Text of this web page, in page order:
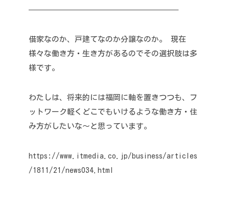
———————————————————–
借家なのか、戸建てなのか分譲なのか。
現在
様々な働き方・生き方があるのでその選択肢は多
様です。
わたしは、将来的には福岡に軸を置きつつも、フ
ットワーク軽くどこでもいけるような働き方・住
み方がしたいな～と思っています。
https://www.itmedia.co.jp/business/articles
/1811/21/news034.html